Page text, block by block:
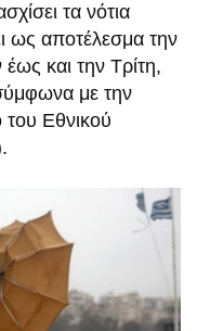
τα νότια
ως αποτέλεσμα την
και την Τρίτη,
με την
Εθνικού